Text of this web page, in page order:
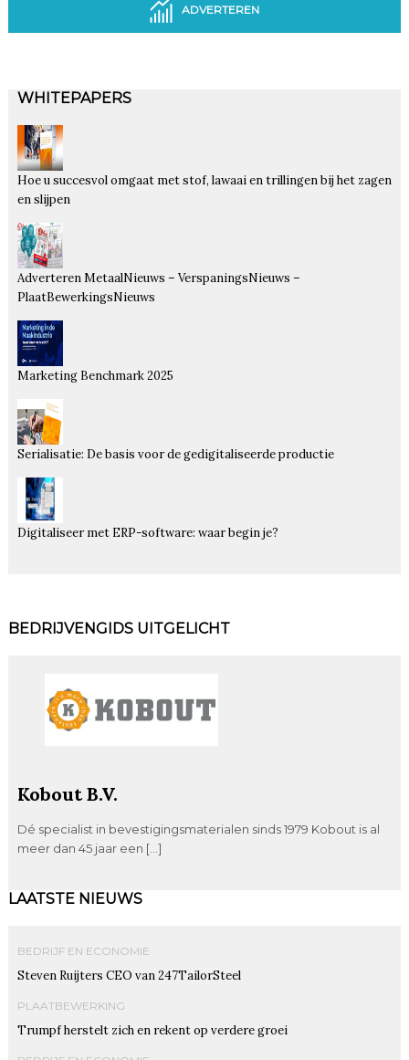
ADVERTEREN
WHITEPAPERS
Hoe u succesvol omgaat met stof, lawaai en trillingen bij het zagen
en slijpen
Adverteren MetaalNieuws – VerspaningsNieuws –
PlaatBewerkingsNieuws
Marketing Benchmark 2025
Serialisatie: De basis voor de gedigitaliseerde productie
Digitaliseer met ERP-software: waar begin je?
BEDRIJVENGIDS UITGELICHT
Kobout B.V.
Dé specialist in bevestigingsmaterialen sinds 1979 Kobout is al
meer dan 45 jaar een […]
LAATSTE NIEUWS
BEDRIJF EN ECONOMIE
Steven Ruijters CEO van 247TailorSteel
PLAATBEWERKING
Trumpf herstelt zich en rekent op verdere groei